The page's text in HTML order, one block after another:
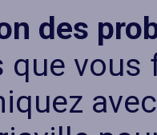
des
que